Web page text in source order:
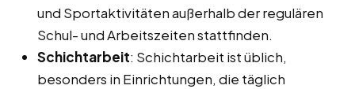
und Sportaktivitäten außerhalb der regulären
Schul- und Arbeitszeiten stattfinden.
Schichtarbeit: Schichtarbeit ist üblich,
besonders in Einrichtungen, die täglich